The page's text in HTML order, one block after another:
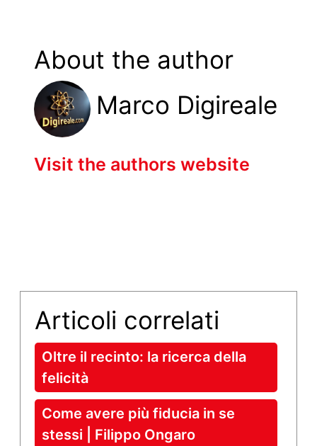
About the author
Marco Digireale
Visit the authors website
Articoli correlati
Oltre il recinto: la ricerca della
felicità
Come avere più fiducia in se
stessi | Filippo Ongaro